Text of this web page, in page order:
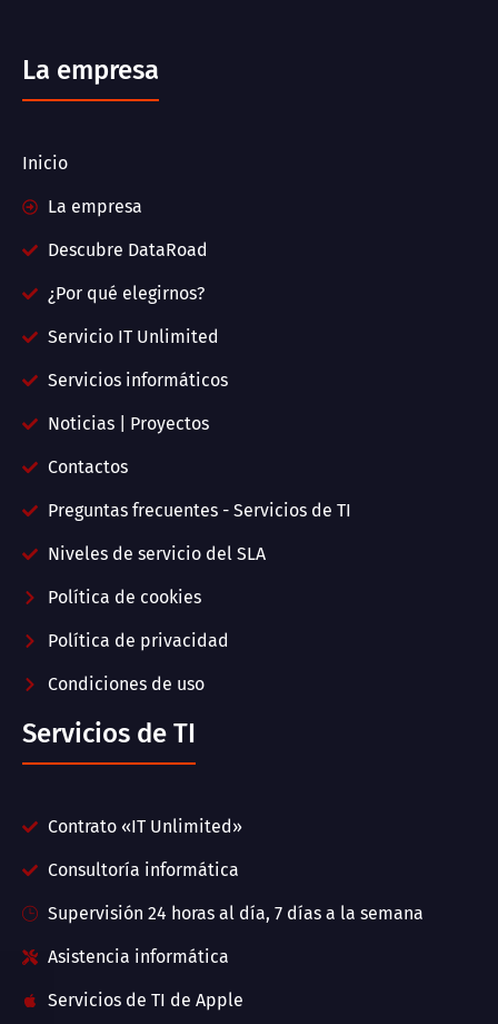
La empresa
Inicio
La empresa
Descubre DataRoad
¿Por qué elegirnos?
Servicio IT Unlimited
Servicios informáticos
Noticias | Proyectos
Contactos
Preguntas frecuentes - Servicios de TI
Niveles de servicio del SLA
Política de cookies
Política de privacidad
Condiciones de uso
Servicios de TI
Contrato «IT Unlimited»
Consultoría informática
Supervisión 24 horas al día, 7 días a la semana
Asistencia informática
Servicios de TI de Apple